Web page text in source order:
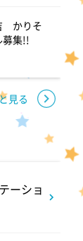
ズキ
ふるさ
かりそ
募集!!
見る
ーショ